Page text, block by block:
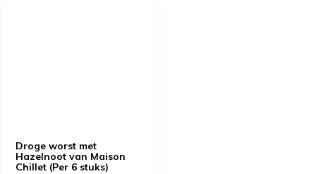
Droge worst met
Hazelnoot van Maison
Chillet (Per 6 stuks)